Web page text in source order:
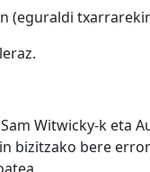
(eguraldi
Witwicky-k eta
bizitzako bere